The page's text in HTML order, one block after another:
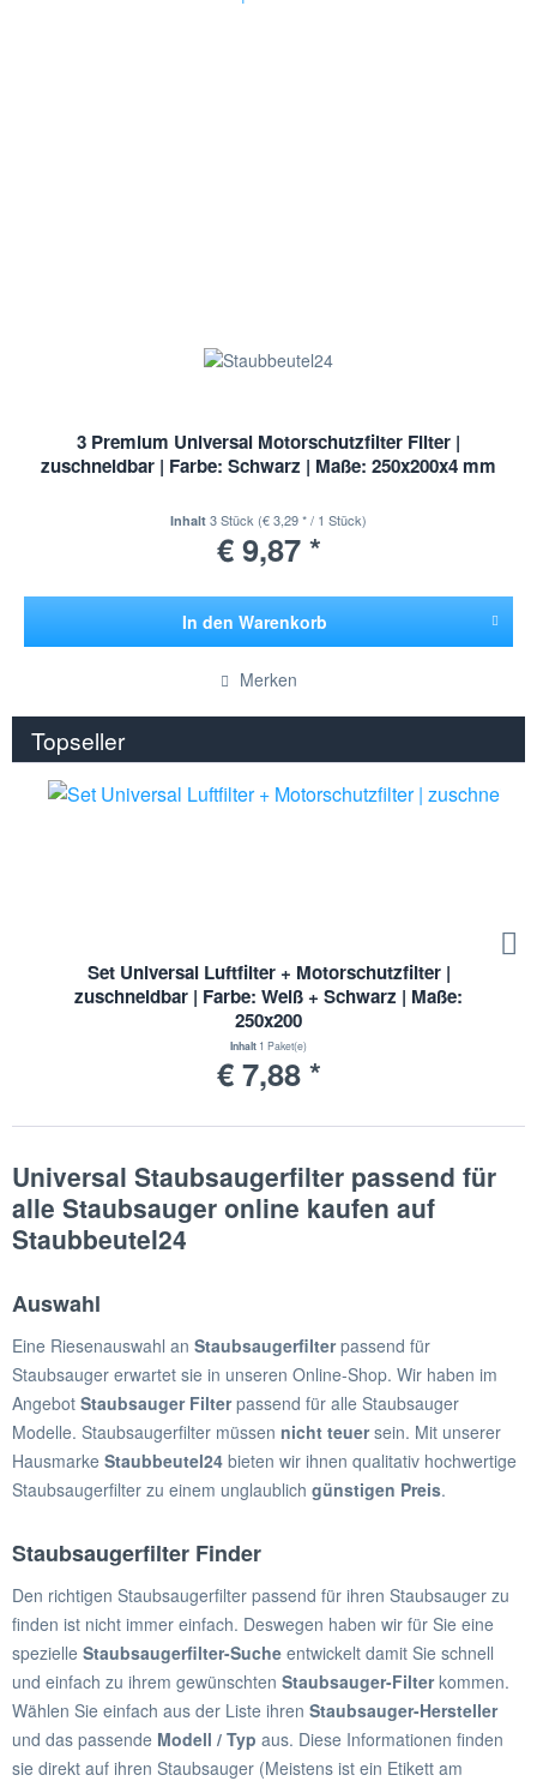
3 Premium Universal Motorschutzfilter Filter |
zuschneidbar | Farbe: Schwarz | Maße: 250x200x4 mm
Inhalt3 Stück (€ 3,29 * / 1 Stück)
€ 9,87 *
In den Warenkorb
Hinzugefügt
Merken
Topseller
Set Universal Luftfilter + Motorschutzfilter |
zuschneidbar | Farbe: Weiß + Schwarz | Maße:
250x200
Inhalt 1 Paket(e)
€ 7,88 *
Universal Staubsaugerfilter passend für
alle Staubsauger online kaufen auf
Staubbeutel24
Auswahl
Eine Riesenauswahl an Staubsaugerfilterpassend für
Staubsauger erwartet sie in unseren Online-Shop. Wir haben im
Angebot Staubsauger Filterpassend für alle Staubsauger
Modelle. Staubsaugerfilter müssen nicht teuersein. Mit unserer
Hausmarke Staubbeutel24 bieten wir ihnen qualitativ hochwertige
Staubsaugerfilter zu einem unglaublich günstigen Preis.
Staubsaugerfilter Finder
Den richtigen Staubsaugerfilter passend für ihren Staubsauger zu
finden ist nicht immer einfach. Deswegen haben wir für Sie eine
spezielle Staubsaugerfilter-Suche entwickelt damit Sie schnell
und einfach zu ihrem gewünschten Staubsauger-Filterkommen.
Wählen Sie einfach aus der Liste ihren Staubsauger-Hersteller
und das passende Modell / Typ aus. Diese Informationen finden
sie direkt auf ihren Staubsauger (Meistens ist ein Etikett am